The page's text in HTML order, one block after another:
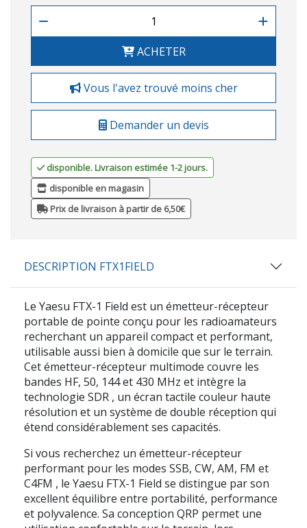
ACHETER
Vous l'avez trouvé moins cher
Demander un devis
disponible. Livraison estimée 1-2 jours.
disponible en magasin
Prix de livraison à partir de 6,50€
DESCRIPTION FTX1FIELD
Le Yaesu FTX-1 Field est un émetteur-récepteur
portable de pointe conçu pour les radioamateurs
recherchant un appareil compact et performant,
utilisable aussi bien à domicile que sur le terrain.
Cet émetteur-récepteur multimode couvre les
bandes HF, 50, 144 et 430 MHz et intègre la
technologie SDR , un écran tactile couleur haute
résolution et un système de double réception qui
étend considérablement ses capacités.
Si vous recherchez un émetteur-récepteur
performant pour les modes SSB, CW, AM, FM et
C4FM , le Yaesu FTX-1 Field se distingue par son
excellent équilibre entre portabilité, performance
et polyvalence. Sa conception QRP permet une